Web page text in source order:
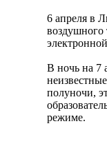
6 апреля в
воздушного
В ночь на 7
неизвестные
полуночи,
режиме.